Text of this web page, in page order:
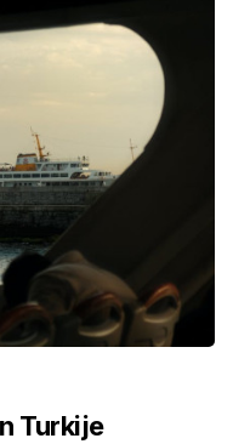
Turkije